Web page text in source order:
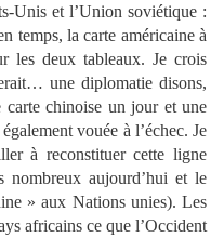
Unis et l’Union soviétique :
temps, la carte américaine à
les deux tableaux. Je crois
une diplomatie disons,
carte chinoise un jour et une
vouée à l’échec. Je
à reconstituer cette ligne
nombreux aujourd’hui et le
» aux Nations unies). Les
africains ce que l’Occident